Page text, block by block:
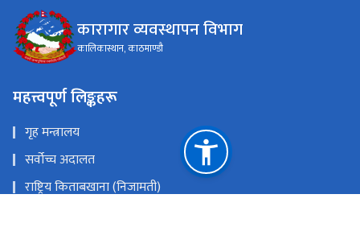
कारागार व्यवस्थापन विभाग
कालिकास्थान, काठमाण्डौ
महत्त्वपूर्ण लिङ्कहरू
गृह मन्त्रालय
सर्वोच्च अदालत
राष्ट्रिय किताबखाना (निजामती)